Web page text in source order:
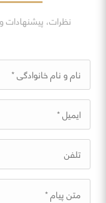
نظرات، پیشنهادات و